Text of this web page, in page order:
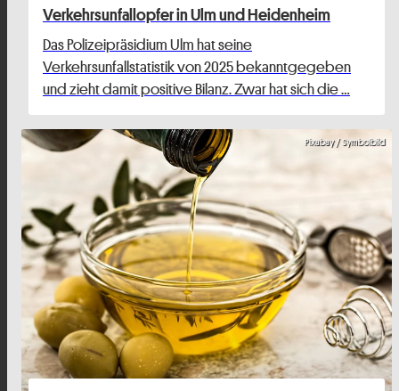
Verkehrsunfallopfer in Ulm und Heidenheim
Das Polizeipräsidium Ulm hat seine
Verkehrsunfallstatistik von 2025 bekanntgegeben
und zieht damit positive Bilanz. Zwar hat sich die …
Pixabay / Symbolbild